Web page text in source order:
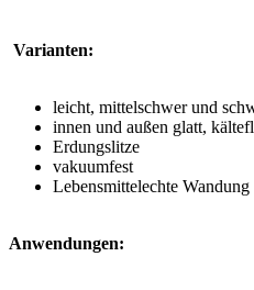
Varianten:
leicht, mittelschwer und
innen und außen glatt,
Erdungslitze
vakuumfest
Lebensmittelechte Wandung
Anwendungen: